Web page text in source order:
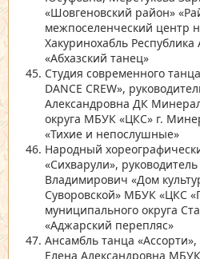
«Шовгеновский район»
межпоселенческий центр
Хакуринохабль Республика
«Абхазский танец»
Студия современного танца
DANCE CREW»,
Александровна ДК
округа МБУК «ЦКС» г.
«Тихие и непослушные»
Народный
«Сихварули»,
Владимирович «Дом
Суворовской» МБУК «ЦКС
муниципального округа
«Аджарский перепляс»
Ансамбль танца «Ассорти»,
Елена Александровна МБУК